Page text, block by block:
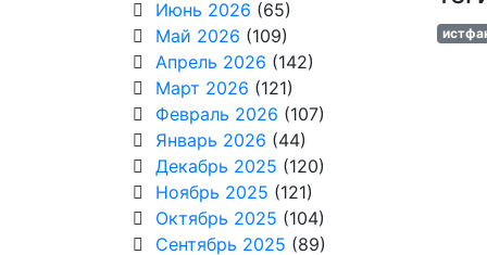
Июнь 2026 (65)
Май 2026 (109)
Апрель 2026 (142)
Март 2026 (121)
Февраль 2026 (107)
Январь 2026 (44)
Декабрь 2025 (120)
Ноябрь 2025 (121)
Октябрь 2025 (104)
Сентябрь 2025 (89)